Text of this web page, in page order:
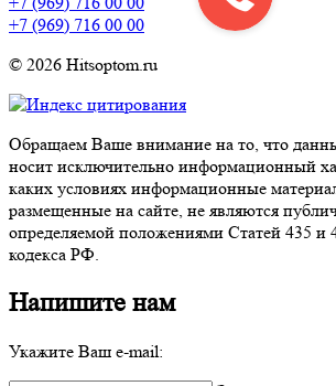
+7 (969) 716 00 00
© 2026 Hitsoptom.ru
Обращаем Ваше внимание на то, что
носит исключительно информационный
каких условиях информационные
размещенные на сайте, не являются
определяемой положениями Статей 435 и
кодекса РФ.
Напишите нам
Укажите Ваш e-mail: